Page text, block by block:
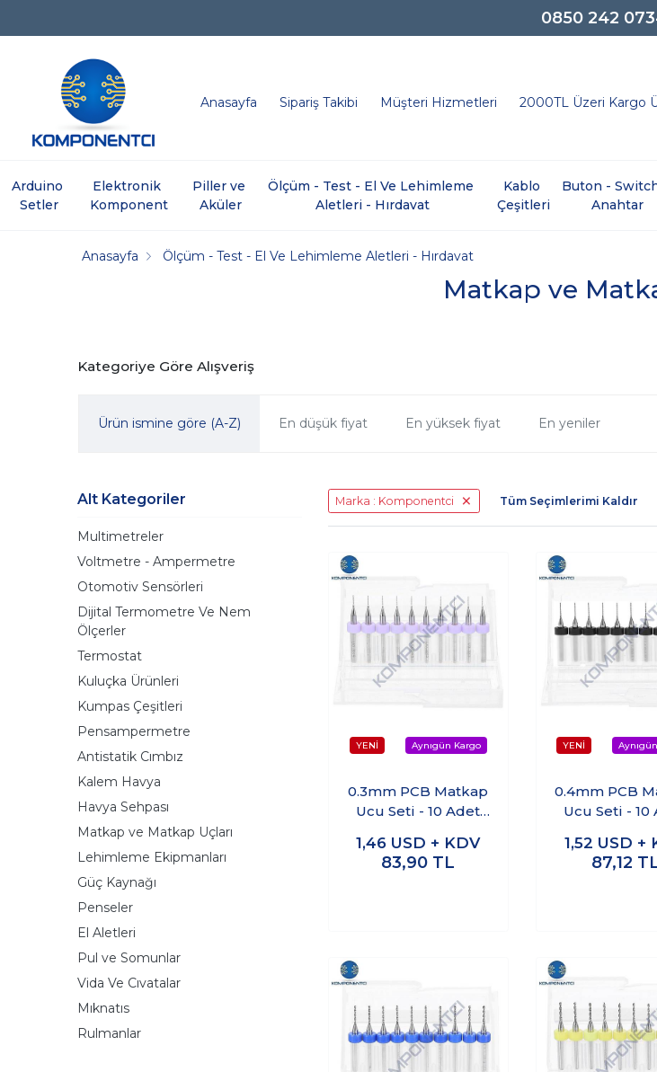
0850 242
SEÇİLİ ÜRÜNLERDE
Anasayfa Sipariş Takibi Müşteri Hizmetleri 2000TL Üzeri Kargo
Arduino
Setler
Elektronik
Komponent
Piller ve
Aküler
Ölçüm - Test - El Ve Lehimleme
Aletleri - Hırdavat
Kablo
Çeşitleri
Buton -
Anahtar
Matkap ve
Anasayfa Ölçüm - Test - El Ve Lehimleme Aletleri - Hırdavat
Kategoriye Göre Alışveriş
Ürün ismine göre (A-Z) En düşük fiyat En yüksek fiyat En yeniler
Alt Kategoriler
Multimetreler
Voltmetre - Ampermetre
Otomotiv Sensörleri
Dijital Termometre Ve Nem
Ölçerler
Termostat
Kuluçka Ürünleri
Kumpas Çeşitleri
Pensampermetre
Antistatik Cımbız
Kalem Havya
Havya Sehpası
Matkap ve Matkap Uçları
Lehimleme Ekipmanları
Güç Kaynağı
Penseler
El Aletleri
Pul ve Somunlar
Vida Ve Cıvatalar
Mıknatıs
Rulmanlar
Marka : Komponentci Tüm Seçimlerimi Kaldır
0.3mm PCB Matkap
Ucu Seti - 10 Adet
1,46 USD + KDV
83,90 TL
0.4mm PCB
Ucu Seti - 10
1,52 USD +
87,12